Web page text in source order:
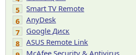
5
Smart TV Remote
6
AnyDesk
7
Google Диск
8
ASUS Remote Link
McAfee Security & Antivirus